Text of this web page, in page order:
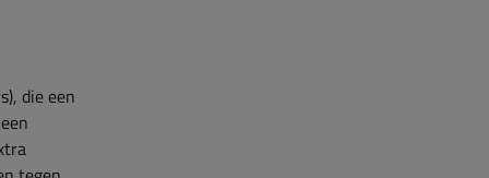
die een